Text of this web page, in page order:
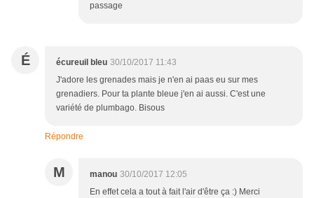
passage
É écureuil bleu 30/10/2017 11:43
J'adore les grenades mais je n'en ai paas eu sur mes
grenadiers. Pour ta plante bleue j'en ai aussi. C'est une
variété de plumbago. Bisous
Répondre
M manou 30/10/2017 12:05
En effet cela a tout à fait l'air d'être ça :) Merci